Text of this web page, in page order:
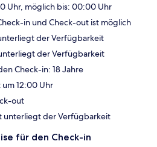
Uhr, möglich bis: 00:00 Uhr
in und Check-out ist möglich
der Verfügbarkeit
der Verfügbarkeit
Check-in: 18 Jahre
12:00 Uhr
out
unterliegt der Verfügbarkeit
für den Check-in